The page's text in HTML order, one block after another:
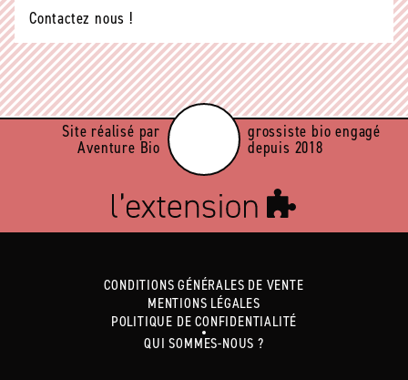
Contactez nous !
Site réalisé par
Aventure Bio
grossiste bio engagé
depuis 2018
CONDITIONS GÉNÉRALES DE VENTE
MENTIONS LÉGALES
POLITIQUE DE CONFIDENTIALITÉ
QUI SOMMES-NOUS ?